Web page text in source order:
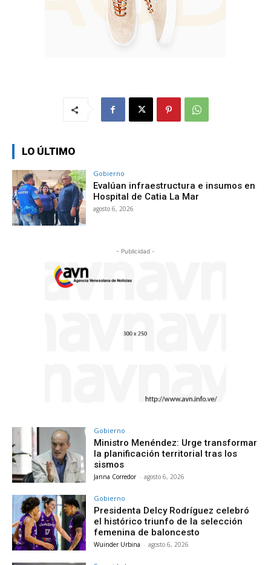
LO ÚLTIMO
Gobierno
Evalúan infraestructura e insumos en
Hospital de Catia La Mar
agosto 6, 2026
- Publicidad -
Gobierno
Ministro Menéndez: Urge transformar
la planificación territorial tras los
sismos
Janna Corredor - agosto 6, 2026
Gobierno
Presidenta Delcy Rodríguez celebró
el histórico triunfo de la selección
femenina de baloncesto
Wuinder Urbina - agosto 6, 2026